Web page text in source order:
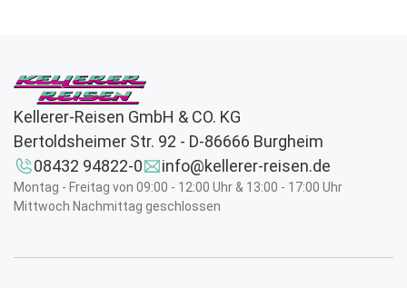
Kellerer-Reisen GmbH & CO. KG
Bertoldsheimer Str. 92 - D-86666 Burgheim
08432 94822-0
info@kellerer-reisen.de
Montag - Freitag von 09:00 - 12:00 Uhr & 13:00 - 17:00 Uhr
Mittwoch Nachmittag geschlossen